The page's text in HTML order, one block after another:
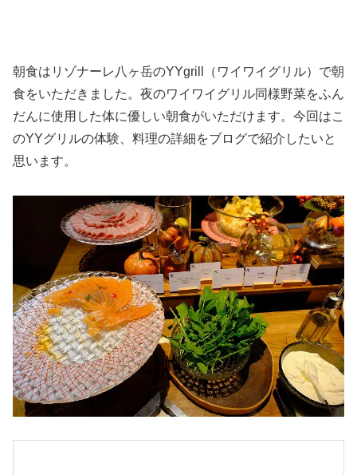
朝食はリゾナーレ八ヶ岳のYYgrill（ワイワイグリル）で朝
食をいただきました。夜のワイワイグリル同様野菜をふん
だんに使用した体に優しい朝食がいただけます。今回はこ
のYYグリルの体験、料理の詳細をブログで紹介したいと
思います。